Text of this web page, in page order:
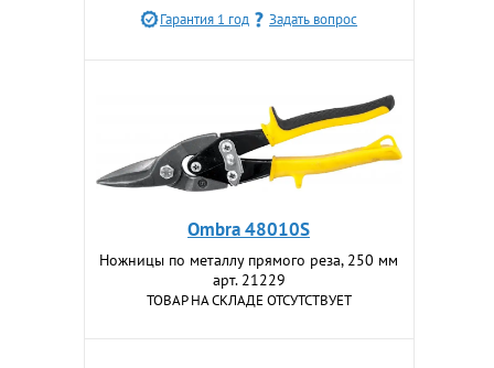
Гарантия 1 год Задать вопрос
Ombra 48010S
Ножницы по металлу прямого реза, 250 мм
арт. 21229
ТОВАР НА СКЛАДЕ ОТСУТСТВУЕТ